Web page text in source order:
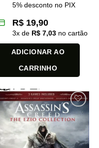
5% desconto no PIX
R$ 19,90
3x de R$ 7,03 no cartão
ADICIONAR AO
CARRINHO